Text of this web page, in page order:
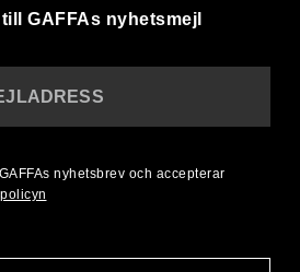
GAFFAs nyhetsmejl
nyhetsbrev och accepterar